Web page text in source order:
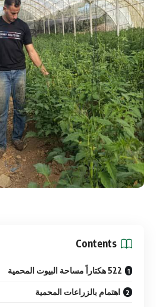
Contents
522 هكتاراً مساحة البيوت المحمية
اهتمام بالزراعات المحمية